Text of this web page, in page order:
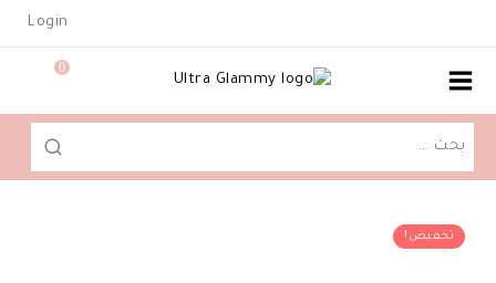
Login
0
البحث
تخفيض!